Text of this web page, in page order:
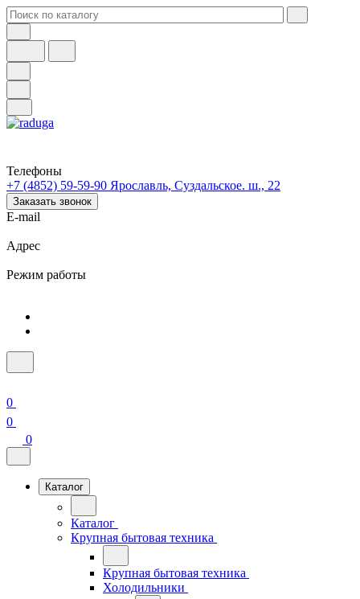
Телефоны
+7 (4852) 59-59-90 Ярославль, Суздальское. ш., 22
Заказать звонок
E-mail
Адрес
Режим работы
0
0
0
Каталог
Каталог
Крупная бытовая техника
Крупная бытовая техника
Холодильники